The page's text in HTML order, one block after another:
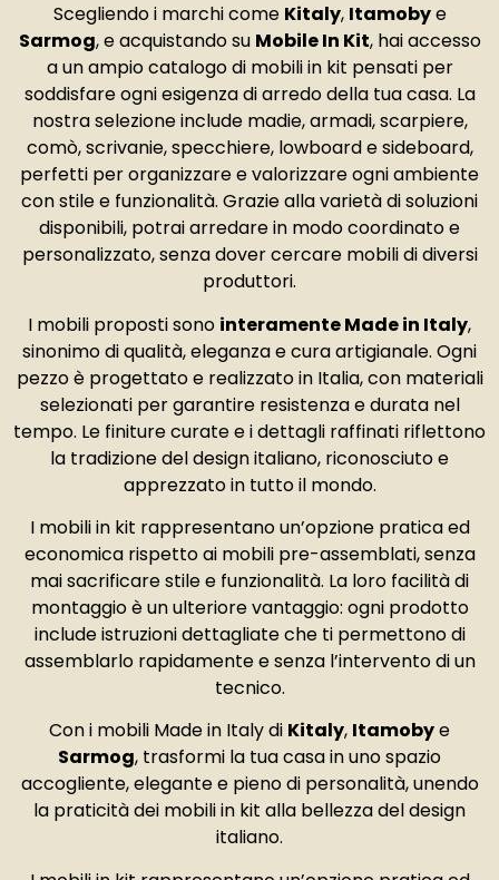
Scegliendo i marchi come Kitaly, Itamobye
Sarmog, e acquistando su Mobile In Kit, hai accesso
a un ampio catalogo di mobili in kit pensati per
soddisfare ogni esigenza di arredo della tua casa. La
nostra selezione include madie, armadi, scarpiere,
comò, scrivanie, specchiere, lowboard e sideboard,
perfetti per organizzare e valorizzare ogni ambiente
con stile e funzionalità. Grazie alla varietà di soluzioni
disponibili, potrai arredare in modo coordinato e
personalizzato, senza dover cercare mobili di diversi
produttori.
I mobili proposti sono interamente Made in Italy,
sinonimo di qualità, eleganza e cura artigianale. Ogni
pezzo è progettato e realizzato in Italia, con materiali
selezionati per garantire resistenza e durata nel
tempo. Le finiture curate e i dettagli raffinati riflettono
la tradizione del design italiano, riconosciuto e
apprezzato in tutto il mondo.
I mobili in kit rappresentano un’opzione pratica ed
economica rispetto ai mobili pre-assemblati, senza
mai sacrificare stile e funzionalità. La loro facilità di
montaggio è un ulteriore vantaggio: ogni prodotto
include istruzioni dettagliate che ti permettono di
assemblarlo rapidamente e senza l’intervento di un
tecnico.
Con i mobili Made in Italy di Kitaly, Itamobye
Sarmog, trasformi la tua casa in uno spazio
accogliente, elegante e pieno di personalità, unendo
la praticità dei mobili in kit alla bellezza del design
italiano.